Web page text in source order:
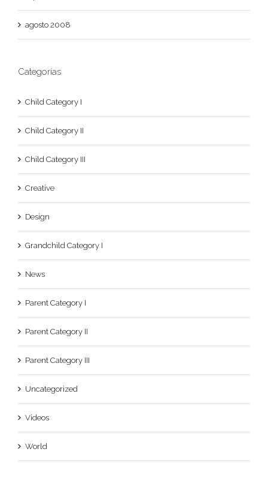
agosto 2008
Categorías
Child Category I
Child Category II
Child Category III
Creative
Design
Grandchild Category I
News
Parent Category I
Parent Category II
Parent Category III
Uncategorized
Videos
World